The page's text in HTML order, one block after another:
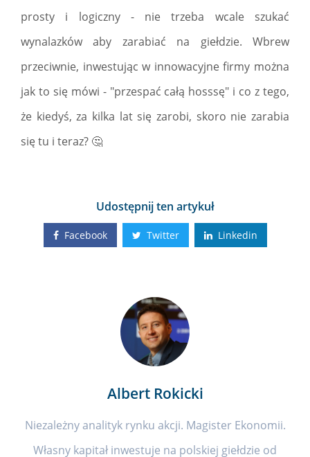
prosty i logiczny - nie trzeba wcale szukać
wynalazków aby zarabiać na giełdzie. Wbrew
przeciwnie, inwestując w innowacyjne firmy można
jak to się mówi - "przespać całą hosssę" i co z tego,
że kiedyś, za kilka lat się zarobi, skoro nie zarabia
się tu i teraz? 🤔
Udostępnij ten artykuł
Facebook Twitter Linkedin
Albert Rokicki
Niezależny analityk rynku akcji. Magister Ekonomii.
Własny kapitał inwestuje na polskiej giełdzie od